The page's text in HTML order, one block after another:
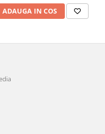
ADAUGA IN COS